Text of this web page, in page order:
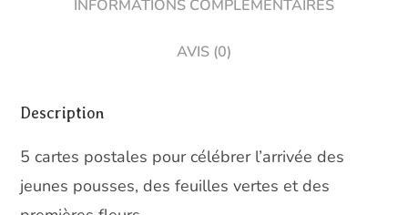
INFORMATIONS COMPLÉMENTAIRES
AVIS (0)
Description
5 cartes postales pour célébrer l’arrivée des
jeunes pousses, des feuilles vertes et des